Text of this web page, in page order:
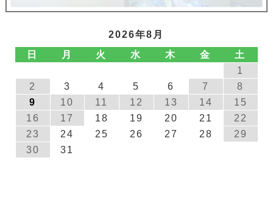
2026年8月
日
月 火 水 木 金
土
1
2
3 4 5 6 7
8
9
10 11 12 13 14
15
16
17 18 19 20 21
22
23
24 25 26 27 28
29
30
31